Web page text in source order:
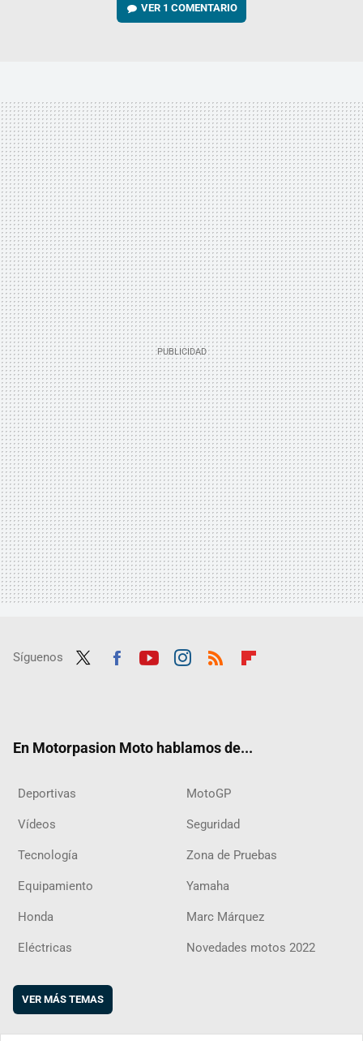
VER 1 COMENTARIO
Síguenos
En Motorpasion Moto hablamos de...
Deportivas MotoGP
Vídeos Seguridad
Tecnología Zona de Pruebas
Equipamiento Yamaha
Honda Marc Márquez
Eléctricas Novedades motos 2022
VER MÁS TEMAS